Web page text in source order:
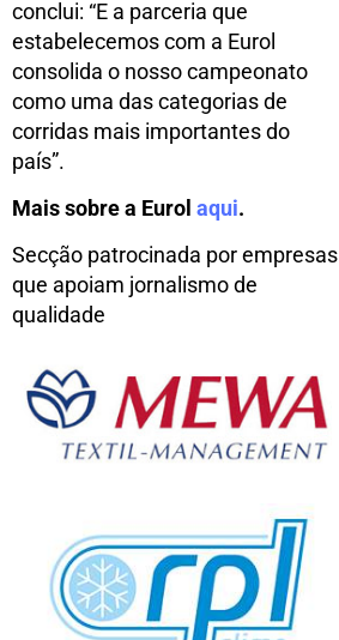
conclui: “E a parceria que
estabelecemos com a Eurol
consolida o nosso campeonato
como uma das categorias de
corridas mais importantes do
país”.
Mais sobre a Eurol aqui.
Secção patrocinada por empresas
que apoiam jornalismo de
qualidade